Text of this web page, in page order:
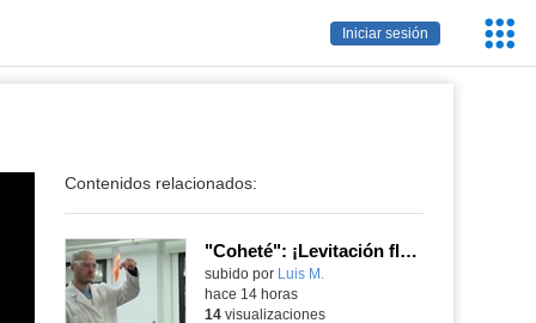
Iniciar sesión
Contenidos relacionados:
"Coheté": ¡Levitación flamígera!
Contenido educativo.
subido por Luis M.
hace 14 horas
14visualizaciones